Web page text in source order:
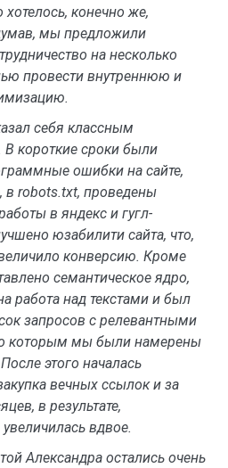
хотелось, конечно же,
мы предложили
на несколько
провести внутреннюю и
себя классным
В короткие сроки были
ошибки на сайте,
в robots.txt, проведены
в яндекс и гугл-
юзабилити сайта, что,
конверсию. Кроме
семантическое ядро,
работа над текстами и был
запросов с релевантными
которым мы были намерены
этого началась
вечных ссылок и за
в результате,
вдвое.
Александра остались очень